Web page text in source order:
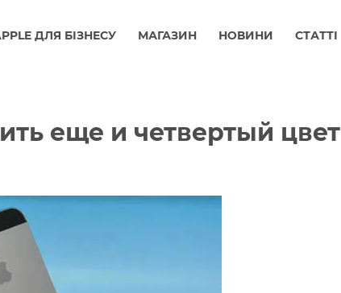
ДЛЯ БІЗНЕСУ МАГАЗИН НОВИНИ СТАТТІ
еще и четвертый цвет